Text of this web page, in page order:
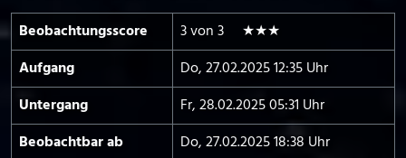
Beobachtungs­score
3 von 3 ★★★
Aufgang
Do, 27.02.2025 12:35 Uhr
Untergang
Fr, 28.02.2025 05:31 Uhr
Beobachtbar ab
Do, 27.02.2025 18:38 Uhr